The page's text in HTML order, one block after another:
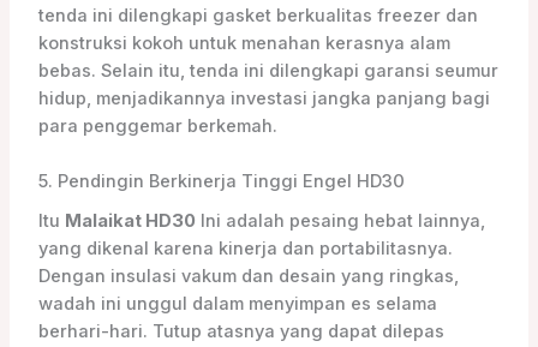
tenda ini dilengkapi gasket berkualitas freezer dan
konstruksi kokoh untuk menahan kerasnya alam
bebas. Selain itu, tenda ini dilengkapi garansi seumur
hidup, menjadikannya investasi jangka panjang bagi
para penggemar berkemah.
5. Pendingin Berkinerja Tinggi Engel HD30
Itu Malaikat HD30 Ini adalah pesaing hebat lainnya,
yang dikenal karena kinerja dan portabilitasnya.
Dengan insulasi vakum dan desain yang ringkas,
wadah ini unggul dalam menyimpan es selama
berhari-hari. Tutup atasnya yang dapat dilepas